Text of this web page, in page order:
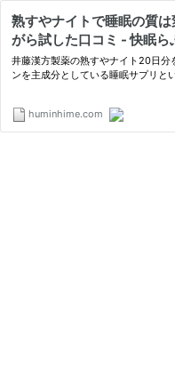
熟すやナイトで睡眠の質
がら試した口コミ - 快眠ら
井藤漢方製薬の熟すやナイト20日分
ンを主成分としている睡眠サプリと
huminhime.com